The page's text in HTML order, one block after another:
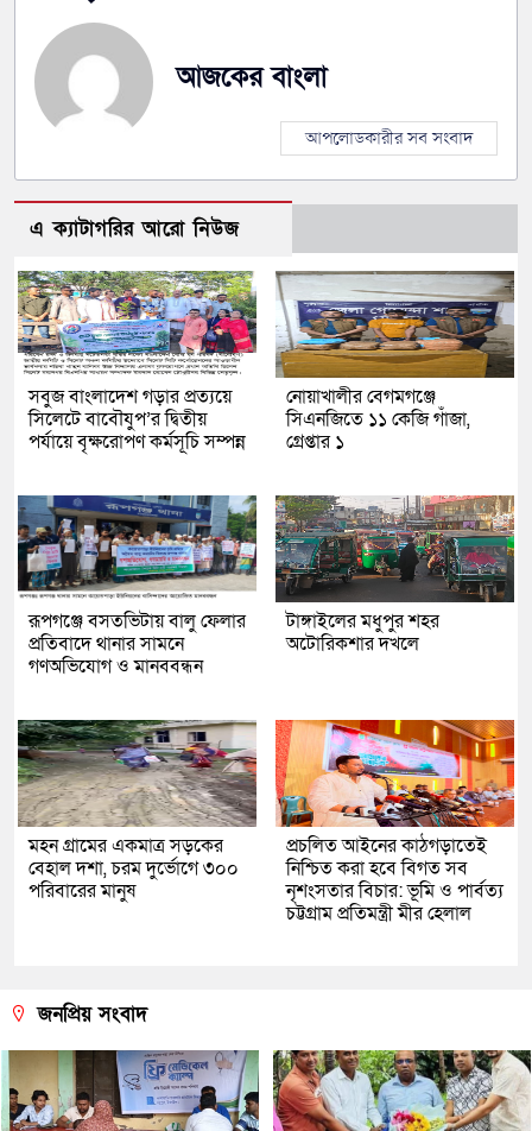
আজকের বাংলা
আপলোডকারীর সব সংবাদ
এ ক্যাটাগরির আরো নিউজ
সবুজ বাংলাদেশ গড়ার প্রত্যয়ে
সিলেটে বাবৌযুপ’র দ্বিতীয়
পর্যায়ে বৃক্ষরোপণ কর্মসূচি সম্পন্ন
নোয়াখালীর বেগমগঞ্জে
সিএনজিতে ১১ কেজি গাঁজা,
গ্রেপ্তার ১
রূপগঞ্জে বসতভিটায় বালু ফেলার
প্রতিবাদে থানার সামনে
গণঅভিযোগ ও মানববন্ধন
টাঙ্গাইলের মধুপুর শহর
অটোরিকশার দখলে
মহন গ্রামের একমাত্র সড়কের
বেহাল দশা, চরম দুর্ভোগে ৩০০
পরিবারের মানুষ
প্রচলিত আইনের কাঠগড়াতেই
নিশ্চিত করা হবে বিগত সব
নৃশংসতার বিচার: ভূমি ও পার্বত্য
চট্টগ্রাম প্রতিমন্ত্রী মীর হেলাল
জনপ্রিয় সংবাদ